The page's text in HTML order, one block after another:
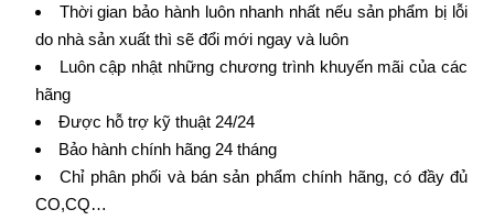
Thời gian bảo hành luôn nhanh nhất nếu sản phẩm bị lỗi
do nhà sản xuất thì sẽ đổi mới ngay và luôn
Luôn cập nhật những chương trình khuyến mãi của các
hãng
Được hỗ trợ kỹ thuật 24/24
Bảo hành chính hãng 24 tháng
Chỉ phân phối và bán sản phẩm chính hãng, có đầy đủ
CO,CQ…